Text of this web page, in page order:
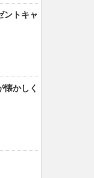
ントキャ
懐かしく